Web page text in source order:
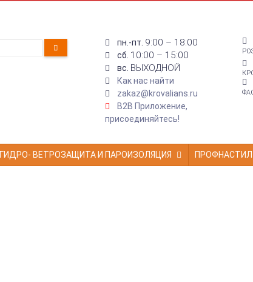
пн.-пт. 9:00 – 18:00
сб. 10:00 – 15:00
вс. ВЫХОДНОЙ
Как нас найти
zakaz@krovalians.ru
B2B Приложение,
присоединяйтесь!
ГИДРО- ВЕТРОЗАЩИТА И ПАРОИЗОЛЯЦИЯ ПРОФНАСТИЛ